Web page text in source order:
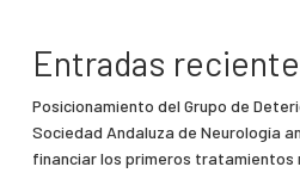
Entradas
Posicionamiento del Grupo de
Sociedad Andaluza de Neurología
financiar los primeros tratamientos